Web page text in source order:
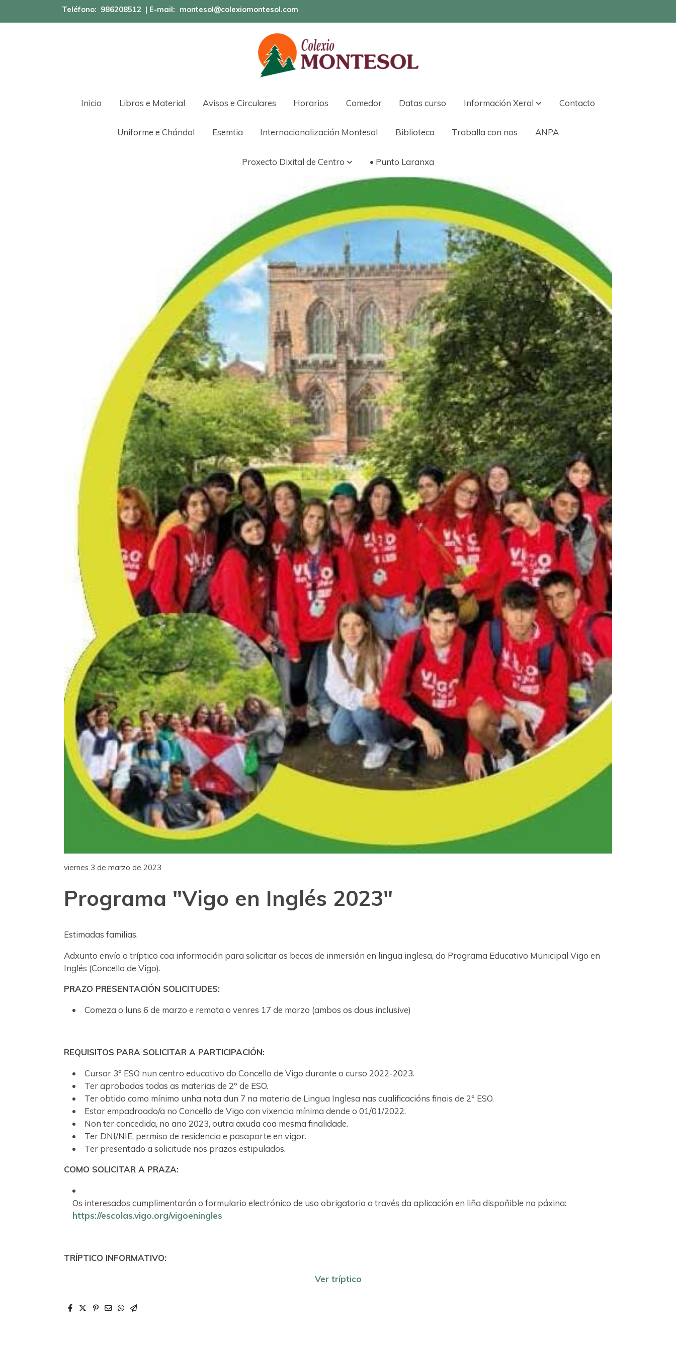
Teléfono: 986208512 | E-mail: montesol@colexiomontesol.com
Inicio Libros e Material Avisos e Circulares Horarios Comedor Datas curso Información Xeral Contacto
Uniforme e Chándal Esemtia Internacionalización Montesol Biblioteca Traballa con nos ANPA
Proxecto Dixital de Centro • Punto Laranxa
viernes 3 de marzo de 2023
Programa "Vigo en Inglés 2023"
Estimadas familias,
Adxunto envío o tríptico coa información para solicitar as becas de inmersión en lingua inglesa, do Programa Educativo Municipal Vigo en
Inglés (Concello de Vigo).
PRAZO PRESENTACIÓN SOLICITUDES:
Comeza o luns 6 de marzo e remata o venres 17 de marzo (ambos os dous inclusive)
REQUISITOS PARA SOLICITAR A PARTICIPACIÓN:
Cursar 3º ESO nun centro educativo do Concello de Vigo durante o curso 2022-2023.
Ter aprobadas todas as materias de 2º de ESO.
Ter obtido como mínimo unha nota dun 7 na materia de Lingua Inglesa nas cualificacións finais de 2º ESO.
Estar empadroado/a no Concello de Vigo con vixencia mínima dende o 01/01/2022.
Non ter concedida, no ano 2023, outra axuda coa mesma finalidade.
Ter DNI/NIE, permiso de residencia e pasaporte en vigor.
Ter presentado a solicitude nos prazos estipulados.
COMO SOLICITAR A PRAZA:
Os interesados cumplimentarán o formulario electrónico de uso obrigatorio a través da aplicación en liña dispoñible na páxina:
https://escolas.vigo.org/vigoeningles
TRÍPTICO INFORMATIVO:
Ver tríptico